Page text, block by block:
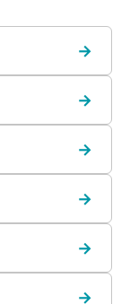
→
→
→
→
→
→